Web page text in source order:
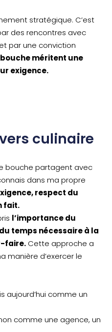
stratégique. C’est
des rencontres avec
par une conviction
méritent une
exigence.
culinaire
bouche partagent avec
dans ma propre
respect du
fait.
l’importance du
temps nécessaire à la
faire. Cette approche a
manière d’exercer le
aujourd’hui comme un
comme une agence, un